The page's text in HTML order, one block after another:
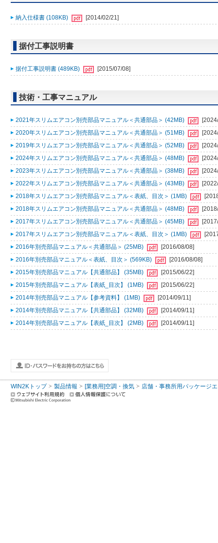
納入仕様書 (108KB) [2014/02/21]
据付工事説明書
据付工事説明書 (489KB) [2015/07/08]
技術・工事マニュアル
2021年スリムエアコン別売部品マニュアル＜共通部品＞ (42MB)
2020年スリムエアコン別売部品マニュアル＜共通部品＞ (51MB)
2019年スリムエアコン別売部品マニュアル＜共通部品＞ (52MB)
2024年スリムエアコン別売部品マニュアル＜共通部品＞ (48MB)
2023年スリムエアコン別売部品マニュアル＜共通部品＞ (38MB)
2022年スリムエアコン別売部品マニュアル＜共通部品＞ (43MB)
2018年スリムエアコン別売部品マニュアル＜表紙、目次＞ (1MB)
2018年スリムエアコン別売部品マニュアル＜共通部品＞ (48MB)
2017年スリムエアコン別売部品マニュアル＜共通部品＞ (45MB)
2017年スリムエアコン別売部品マニュアル＜表紙、目次＞ (1MB)
2016年別売部品マニュアル＜共通部品＞ (25MB)
[2016/08/08]
2016年別売部品マニュアル＜表紙、目次＞ (569KB)
[2016/08/08]
2015年別売部品マニュアル【共通部品】 (35MB)
[2015/06/22]
2015年別売部品マニュアル【表紙_目次】 (1MB)
[2015/06/22]
2014年別売部品マニュアル【参考資料】 (1MB)
[2014/09/11]
2014年別売部品マニュアル【共通部品】 (32MB)
[2014/09/11]
2014年別売部品マニュアル【表紙_目次】 (2MB)
[2014/09/11]
WIN2Kトップ 製品情報 [業務用]空調・換気 店舗・事務所用パッケージ